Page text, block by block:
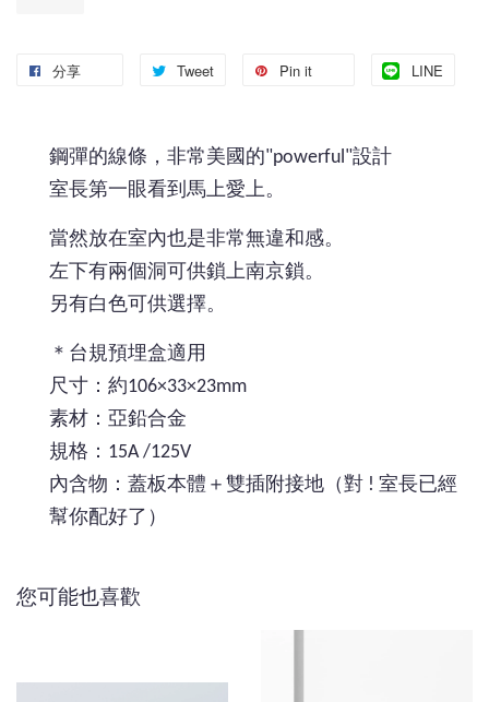
分享 Tweet Pin it LINE
鋼彈的線條，非常美國的"powerful"設計
室長第一眼看到馬上愛上。
當然放在室內也是非常無違和感。
左下有兩個洞可供鎖上南京鎖。
另有白色可供選擇。
＊台規預埋盒適用
尺寸：約106×33×23mm
素材：亞鉛合金
規格：15A /125V
內含物：蓋板本體＋雙插附接地（對 ! 室長已經
幫你配好了）
您可能也喜歡